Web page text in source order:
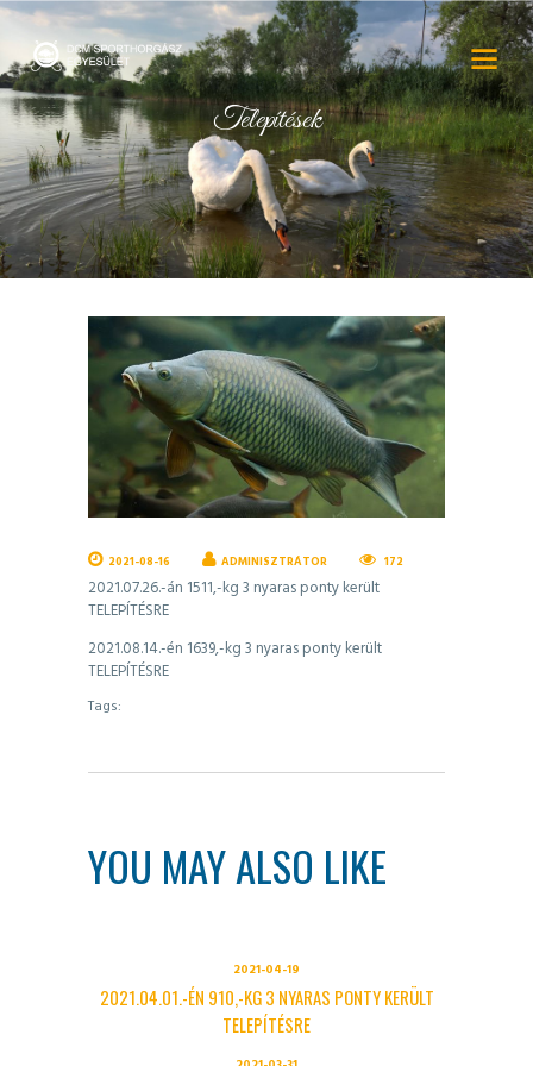
Telepítések
2021-08-16 ADMINISZTRÁTOR 172
2021.07.26.-án 1511,-kg 3 nyaras ponty került
TELEPÍTÉSRE
2021.08.14.-én 1639,-kg 3 nyaras ponty került
TELEPÍTÉSRE
Tags:
YOU MAY ALSO LIKE
2021-04-19
2021.04.01.-ÉN 910,-KG 3 NYARAS PONTY KERÜLT
TELEPÍTÉSRE